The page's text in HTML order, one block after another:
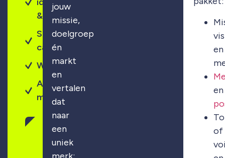
& design
Sterke
campagnes
Webdesign
Altijd
maatwerk
Gratis
merkscan
aanvragen
jouw
missie,
doelgroep
én
markt
en
vertalen
dat
naar
een
uniek
en
en
of